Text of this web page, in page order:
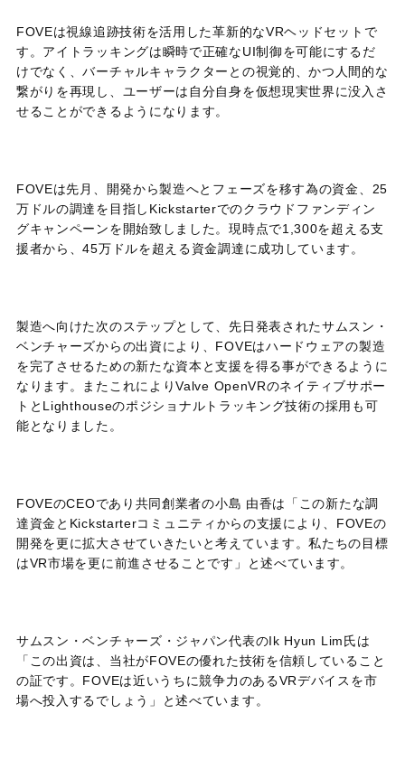
FOVEは視線追跡技術を活用した革新的なVRヘッドセットで
す。アイトラッキングは瞬時で正確なUI制御を可能にするだ
けでなく、バーチャルキャラクターとの視覚的、かつ人間的な
繋がりを再現し、ユーザーは自分自身を仮想現実世界に没入さ
せることができるようになります。
FOVEは先月、開発から製造へとフェーズを移す為の資金、25
万ドルの調達を目指しKickstarterでのクラウドファンディン
グキャンペーンを開始致しました。現時点で1,300を超える支
援者から、45万ドルを超える資金調達に成功しています。
製造へ向けた次のステップとして、先日発表されたサムスン・
ベンチャーズからの出資により、FOVEはハードウェアの製造
を完了させるための新たな資本と支援を得る事ができるように
なります。またこれによりValve OpenVRのネイティブサポー
トとLighthouseのポジショナルトラッキング技術の採用も可
能となりました。
FOVEのCEOであり共同創業者の小島 由香は「この新たな調
達資金とKickstarterコミュニティからの支援により、FOVEの
開発を更に拡大させていきたいと考えています。私たちの目標
はVR市場を更に前進させることです」と述べています。
サムスン・ベンチャーズ・ジャパン代表のIk Hyun Lim氏は
「この出資は、当社がFOVEの優れた技術を信頼していること
の証です。FOVEは近いうちに競争力のあるVRデバイスを市
場へ投入するでしょう」と述べています。